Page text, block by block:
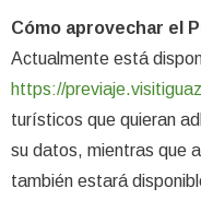
Cómo aprovechar el
Actualmente está
https://
turísticos que quieran
su datos, mientras que
también estará